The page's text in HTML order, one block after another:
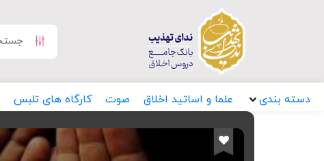
دسته بندی علما و اساتید اخلاق صوت کارگاه های تلبس